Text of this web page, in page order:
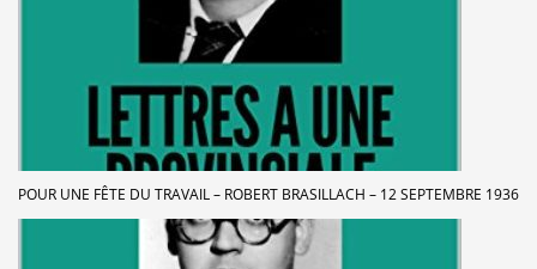
POUR UNE FÊTE DU TRAVAIL – ROBERT BRASILLACH – 12 SEPTEMBRE 1936